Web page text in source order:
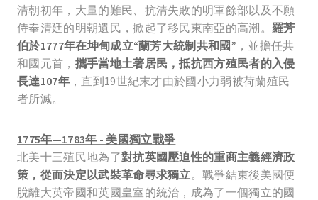
清朝初年，大量的難民、抗清失敗的明軍餘部以及不願
侍奉清廷的明朝遺民，掀起了移民東南亞的高潮。羅芳
伯於1777年在坤甸成立“蘭芳大統制共和國” ，並擔任共
和國元首， 攜手當地土著居民，抵抗西方殖民者的入侵
長達107年，直到19世紀末才由於國小力弱被荷蘭殖民
者所滅。
1775年—1783年 - 美國獨立戰爭
北美十三殖民地為了對抗英國壓迫性的重商主義經濟政
策，從而決定以武裝革命尋求獨立 。戰爭結束後美國便
脫離大英帝國和英國皇室的統治，成為了一個獨立的國